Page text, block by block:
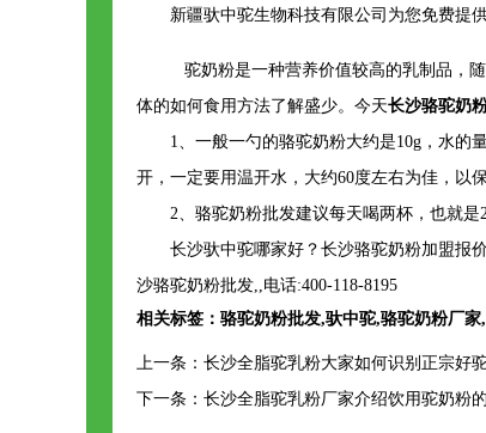
新疆驮中驼生物科技有限公司为您免费提
驼奶粉是一种营养价值较高的乳制品，
体的如何食用方法了解盛少。今天长沙骆驼奶
1、一般一勺的骆驼奶粉大约是10g，水的
开，一定要用温开水，大约60度左右为佳，以
2、骆驼奶粉批发建议每天喝两杯，也就
长沙驮中驼哪家好？长沙骆驼奶粉加盟报
沙骆驼奶粉批发,,电话:400-118-8195
相关标签： 骆驼奶粉批发,驮中驼,骆驼奶粉厂家,
上一条： 长沙全脂驼乳粉大家如何识别正宗好
下一条： 长沙全脂驼乳粉厂家介绍饮用驼奶粉